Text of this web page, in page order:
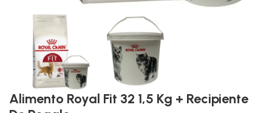
Alimento Royal Fit 32 1,5 Kg + Recipiente